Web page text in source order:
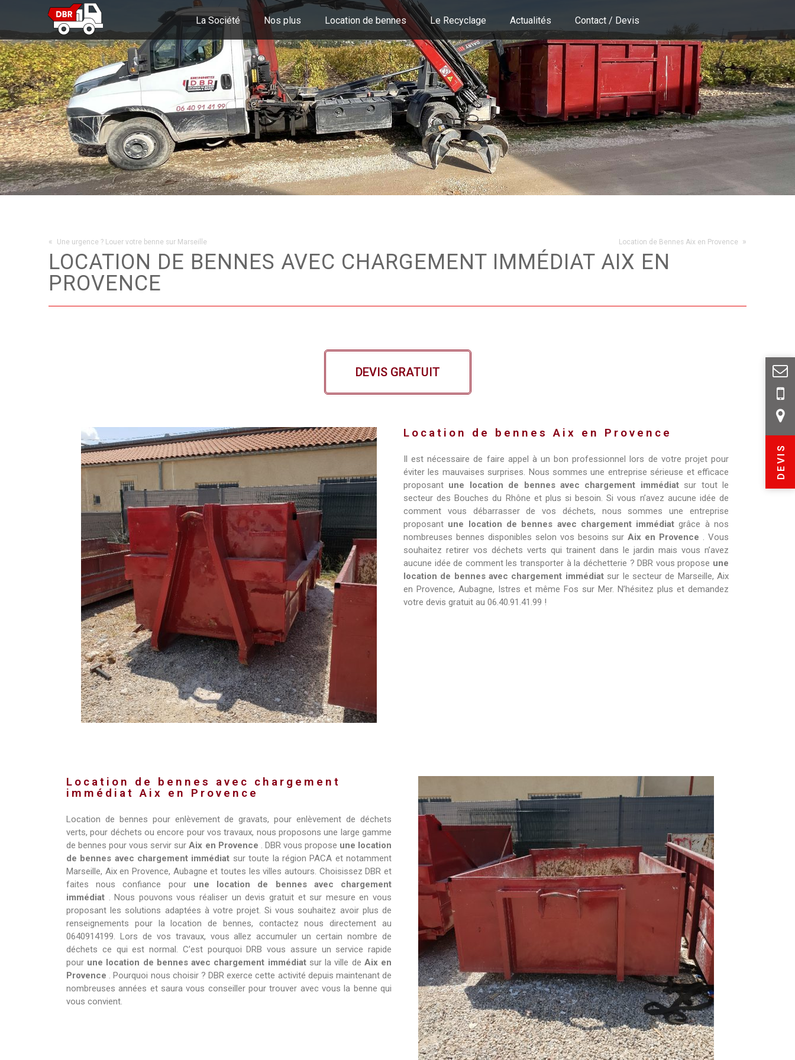
La Société Nos plus Location de bennes Le Recyclage Actualités Contact / Devis
DEVIS
« Une urgence ? Louer votre benne sur Marseille Location de Bennes Aix en Provence »
LOCATION DE BENNES AVEC CHARGEMENT IMMÉDIAT AIX EN
PROVENCE
DEVIS GRATUIT
Location de bennes Aix en Provence
Il est nécessaire de faire appel à un bon professionnel lors de votre projet pour
éviter les mauvaises surprises. Nous sommes une entreprise sérieuse et efficace
proposant une location de bennes avec chargement immédiat sur tout le
secteur des Bouches du Rhône et plus si besoin. Si vous n’avez aucune idée de
comment vous débarrasser de vos déchets, nous sommes une entreprise
proposant une location de bennes avec chargement immédiatgrâce à nos
nombreuses bennes disponibles selon vos besoins surAix en Provence . Vous
souhaitez retirer vos déchets verts qui trainent dans le jardin mais vous n’avez
aucune idée de comment les transporter à la déchetterie ? DBR vous propose une
location de bennes avec chargement immédiat sur le secteur de Marseille, Aix
en Provence, Aubagne, Istres et même Fos sur Mer. N’hésitez plus et demandez
votre devis gratuit au 06.40.91.41.99 !
Location de bennes avec chargement
immédiat Aix en Provence
Location de bennes pour enlèvement de gravats, pour enlèvement de déchets
verts, pour déchets ou encore pour vos travaux, nous proposons une large gamme
de bennes pour vous servir surAix en Provence . DBR vous propose une location
de bennes avec chargement immédiat sur toute la région PACA et notamment
Marseille, Aix en Provence, Aubagne et toutes les villes autours. Choisissez DBR et
faites nous confiance pour une location de bennes avec chargement
immédiat . Nous pouvons vous réaliser un devis gratuit et sur mesure en vous
proposant les solutions adaptées à votre projet. Si vous souhaitez avoir plus de
renseignements pour la location de bennes, contactez nous directement au
0640914199. Lors de vos travaux, vous allez accumuler un certain nombre de
déchets ce qui est normal. C’est pourquoi DRB vous assure un service rapide
pour une location de bennes avec chargement immédiat sur la ville de Aix en
Provence . Pourquoi nous choisir ? DBR exerce cette activité depuis maintenant de
nombreuses années et saura vous conseiller pour trouver avec vous la benne qui
vous convient.